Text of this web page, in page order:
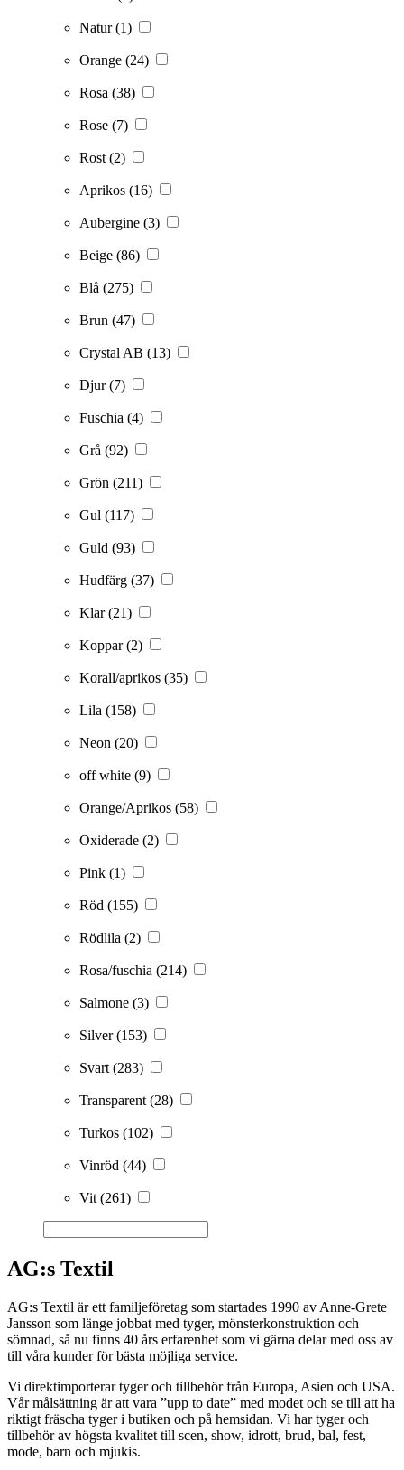
Natur(1)
Orange (24)
Rosa (38)
Rose (7)
Rost (2)
Aprikos (16)
Aubergine (3)
Beige (86)
Blå (275)
Brun (47)
Crystal AB (13)
Djur(7)
Fuschia (4)
Grå (92)
Grön (211)
Gul (117)
Guld (93)
Hudfärg (37)
Klar(21)
Koppar(2)
Korall/aprikos (35)
Lila (158)
Neon (20)
off white (9)
Orange/Aprikos (58)
Oxiderade (2)
Pink (1)
Röd (155)
Rödlila (2)
Rosa/fuschia (214)
Salmone (3)
Silver(153)
Svart (283)
Transparent (28)
Turkos (102)
Vinröd (44)
Vit (261)
AG:s Textil
AG:s Textil är ett familjeföretag som startades 1990 av Anne-Grete
Jansson som länge jobbat med tyger, mönsterkonstruktion och
sömnad, så nu finns 40 års erfarenhet som vi gärna delar med oss av
till våra kunder för bästa möjliga service.
Vi direktimporterar tyger och tillbehör från Europa, Asien och USA.
Vår målsättning är att vara ”upp to date” med modet och se till att ha
riktigt fräscha tyger i butiken och på hemsidan. Vi har tyger och
tillbehör av högsta kvalitet till scen, show, idrott, brud, bal, fest,
mode, barn och mjukis.